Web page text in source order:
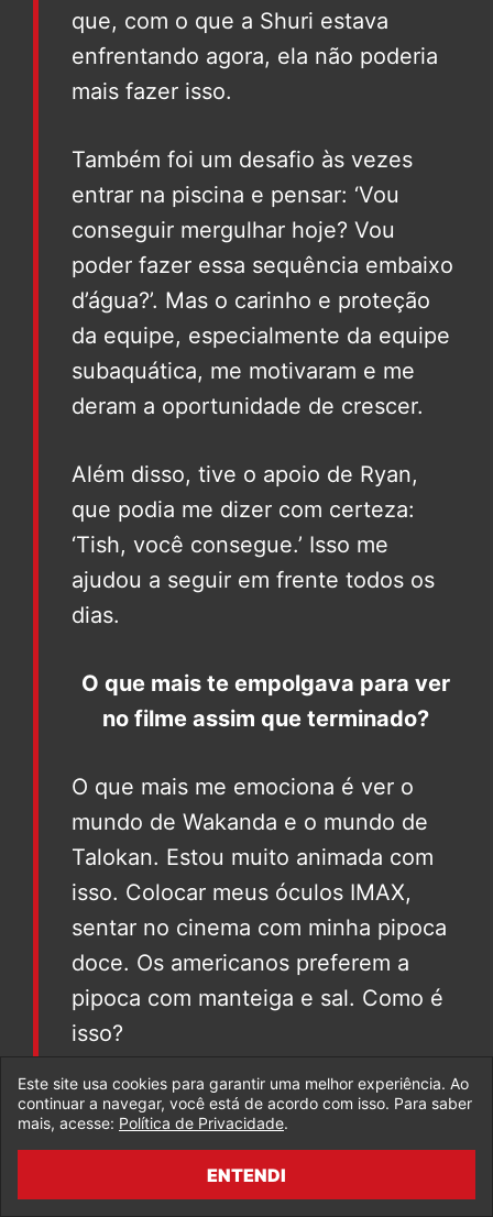
que, com o que a Shuri estava
enfrentando agora, ela não poderia
mais fazer isso.
Também foi um desafio às vezes
entrar na piscina e pensar: ‘Vou
conseguir mergulhar hoje? Vou
poder fazer essa sequência embaixo
d’água?’. Mas o carinho e proteção
da equipe, especialmente da equipe
subaquática, me motivaram e me
deram a oportunidade de crescer.
Além disso, tive o apoio de Ryan,
que podia me dizer com certeza:
‘Tish, você consegue.’ Isso me
ajudou a seguir em frente todos os
dias.
O que mais te empolgava para ver
no filme assim que terminado?
O que mais me emociona é ver o
mundo de Wakanda e o mundo de
Talokan. Estou muito animada com
isso. Colocar meus óculos IMAX,
sentar no cinema com minha pipoca
doce. Os americanos preferem a
pipoca com manteiga e sal. Como é
isso?
Estou animada para ver como vamos
ver o mundo do filme ganhar vida.
Estou animada com as culturas que
vamos celebrar no filme. Os
Este site usa cookies para garantir uma melhor experiência. Ao
continuar a navegar, você está de acordo com isso. Para saber
mais, acesse: Política de Privacidade.
ENTENDI